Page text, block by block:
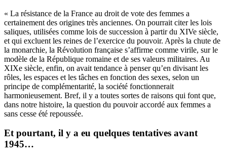
« La résistance de la France au droit de vote des femmes a
certainement des origines très anciennes. On pourrait citer les lois
saliques, utilisées comme lois de succession à partir du XIVe siècle,
et qui excluent les reines de l’exercice du pouvoir. Après la chute de
la monarchie, la Révolution française s’affirme comme virile, sur le
modèle de la République romaine et de ses valeurs militaires. Au
XIXe siècle, enfin, on avait tendance à penser qu’en divisant les
rôles, les espaces et les tâches en fonction des sexes, selon un
principe de complémentarité, la société fonctionnerait
harmonieusement. Bref, il y a toutes sortes de raisons qui font que,
dans notre histoire, la question du pouvoir accordé aux femmes a
sans cesse été repoussée.
Et pourtant, il y a eu quelques tentatives avant
1945…